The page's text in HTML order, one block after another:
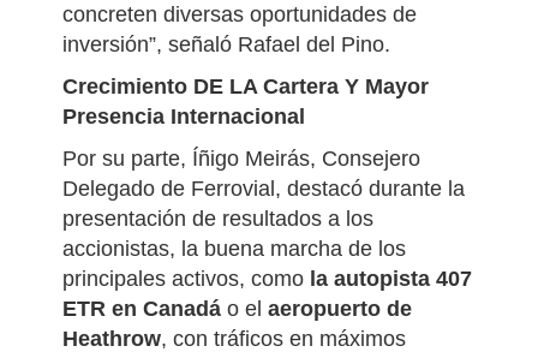
concreten diversas oportunidades de
inversión”, señaló Rafael del Pino.
Crecimiento DE LA Cartera Y Mayor
Presencia Internacional
Por su parte, Íñigo Meirás, Consejero
Delegado de Ferrovial, destacó durante la
presentación de resultados a los
accionistas, la buena marcha de los
principales activos, como la autopista 407
ETR en Canadáo elaeropuerto de
Heathrow, con tráficos en máximos